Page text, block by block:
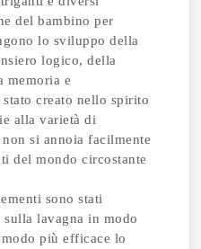
del bambino per
lo sviluppo della
logico, della
memoria e
creato nello spirito
alla varietà di
si annoia facilmente
del mondo circostante
sono stati
lavagna in modo
più efficace lo